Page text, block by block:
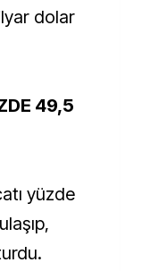
dolar
49,5
yüzde